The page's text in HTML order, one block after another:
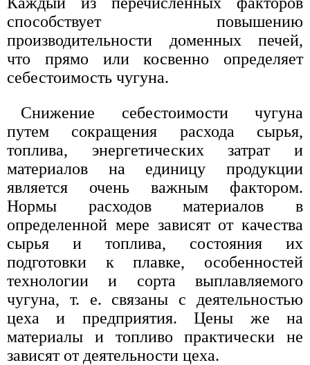
способствует повышению
производительности доменных печей,
что прямо или косвенно определяет
себестоимость чугуна.
Снижение себестоимости чугуна
путем сокращения расхода сырья,
топлива, энергетических затрат и
материалов на единицу продукции
является очень важным фактором.
Нормы расходов материалов в
определенной мере зависят от качества
сырья и топлива, состояния их
подготовки к плавке, особенностей
технологии и сорта выплавляемого
чугуна, т. е. связаны с деятельностью
цеха и предприятия. Цены же на
материалы и топливо практически не
зависят от деятельности цеха.